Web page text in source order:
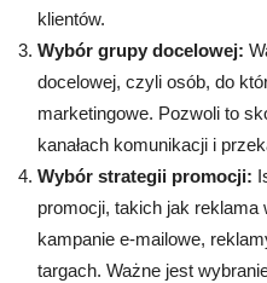
klientów.
Wybór grupy docelowej:
docelowej, czyli osób, do
marketingowe. Pozwoli to
kanałach komunikacji i
Wybór strategii promocji:
promocji, takich jak reklama
kampanie e-mailowe,
targach. Ważne jest